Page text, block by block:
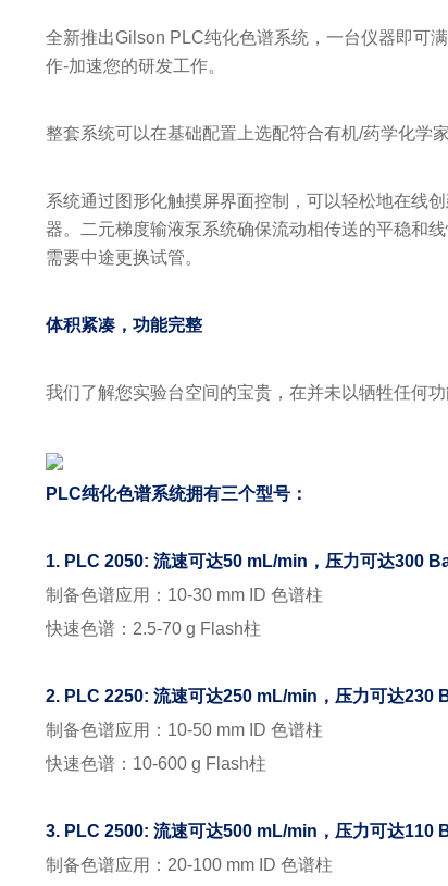
全新推出Gilson PLC纯化色谱系统，一台仪器即可
作-加速您的研发工作。
整套系统可以在基础配置上选配符合有机/药学化学
系统通过图形化触摸屏界面控制，可以轻松地在线
器。二元梯度输液泵系统确保流动相传送的平稳和
需要中途更换试管。
体积紧凑，功能完整
我们了解您实验台空间的宝贵，在并未以牺牲任何
PLC纯化色谱系统拥有三个型号：
1. PLC 2050: 流速可达50 mL/min，压力可达300
制备色谱应用：10-30 mm ID 色谱柱
快速色谱：2.5-70 g Flash柱
2. PLC 2250: 流速可达250 mL/min，压力可达230
制备色谱应用：10-50 mm ID 色谱柱
快速色谱：10-600 g Flash柱
3. PLC 2500: 流速可达500 mL/min，压力可达110
制备色谱应用：20-100 mm ID 色谱柱